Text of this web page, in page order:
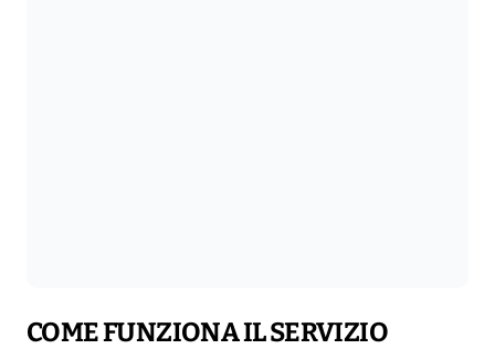
COME FUNZIONA IL SERVIZIO